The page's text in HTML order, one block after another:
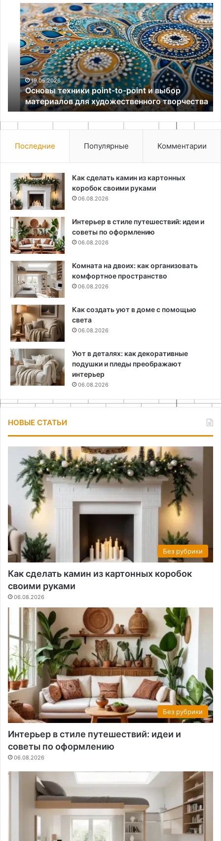
Основы
техники
point-
point
выбор
материалов
художественного
творчества
19.05.2026
Основы техники point-to-point и выбор
материалов для художественного творчества
в
за
60
Последние Популярные Комментарии
Как сделать камин из картонных
коробок своими руками
06.08.2026
Интерьер в стиле путешествий: идеи и
советы по оформлению
06.08.2026
Комната на двоих: как организовать
комфортное пространство
06.08.2026
Как создать уют в доме с помощью
света
06.08.2026
Уют в деталях: как декоративные
подушки и пледы преображают
интерьер
06.08.2026
НОВЫЕ СТАТЬИ
Без рубрики
Как сделать камин из картонных коробок
своими руками
06.08.2026
Без рубрики
Интерьер в стиле путешествий: идеи и
советы по оформлению
06.08.2026